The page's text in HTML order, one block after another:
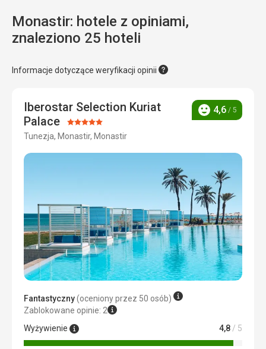
Monastir: hotele z opiniami,
znaleziono 25 hoteli
Informacje dotyczące weryfikacji opinii
Iberostar Selection Kuriat
Palace Ocena:
5/5
Tunezja, Monastir, Monastir
Ocena
4,6 / 5
Fantastyczny(oceniony przez 50 osób)
Zablokowane opinie: 2
Wyżywienie
4,8 / 5